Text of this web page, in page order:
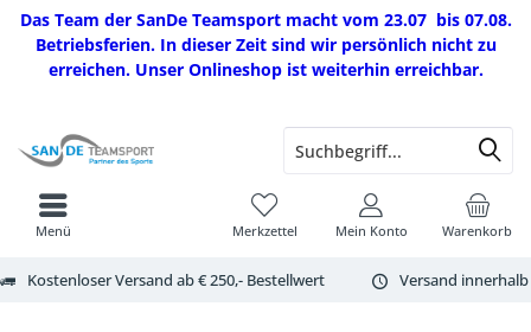
Das Team der SanDe Teamsport macht vom 23.07 bis 07.08.
Betriebsferien. In dieser Zeit sind wir persönlich nicht zu
erreichen. Unser Onlineshop ist weiterhin erreichbar.
Kostenloser Versand ab € 250,- Bestellwert Versand
Warenkorb
Merkzettel Mein Konto
Menü